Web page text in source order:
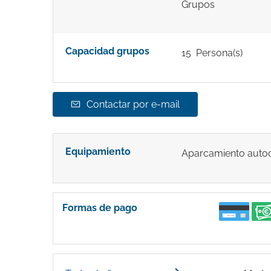
Grupos
Capacidad grupos 15 Persona(s)
Contactar por e-mail
Equipamiento Aparcamiento
Formas de pago